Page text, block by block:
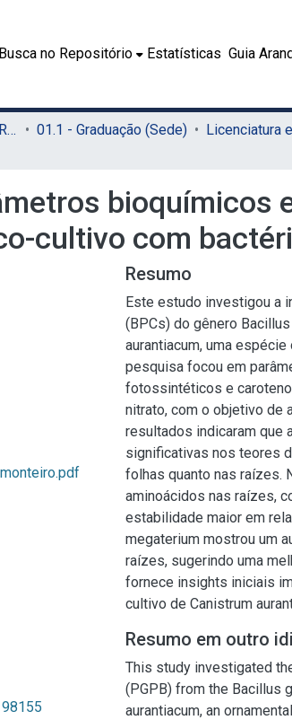
Busca no Repositório Estatísticas Guia
01. Universidade Federal Rural de Pernambuco - UFRPE (Sede) 01.1 - Graduação (Sede)
bioquímicos
cultivo com
Resumo
Este estudo investigou a
(BPCs) do gênero
aurantiacum, uma
pesquisa focou em
fotossintéticos e
nitrato, com o objetivo de
resultados indicaram que
significativas nos teores
folhas quanto nas raízes.
aminoácidos nas raízes,
estabilidade maior em
megaterium mostrou um
raízes, sugerindo uma
fornece insights iniciais
cultivo de Canistrum
Resumo em outro
This study investigated
(PGPB) from the Bacillus
aurantiacum, an